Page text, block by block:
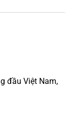
đầu Việt Nam,